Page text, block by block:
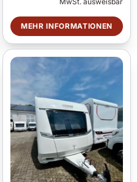
MEHR INFORMATIONEN